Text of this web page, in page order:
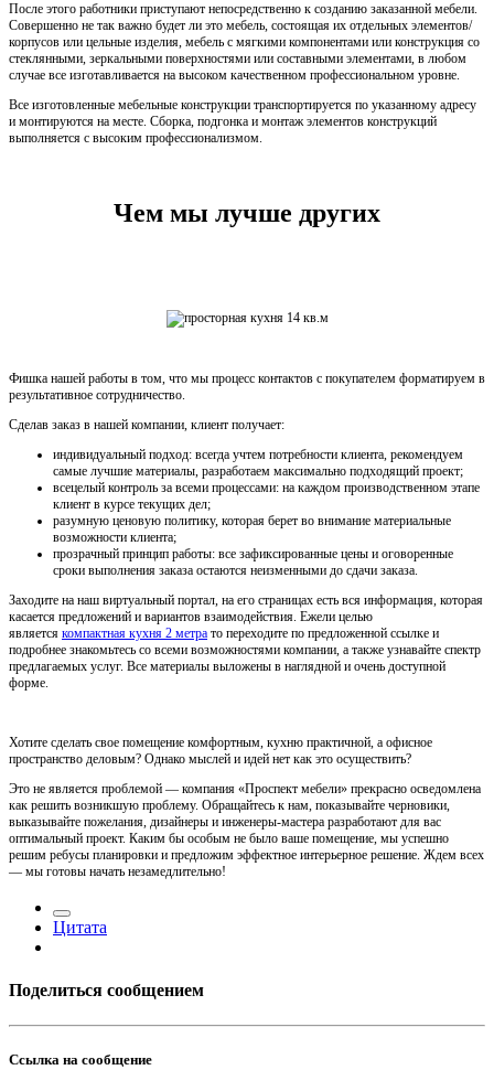
После этого работники приступают непосредственно к созданию заказанной мебели.
Совершенно не так важно будет ли это мебель, состоящая их отдельных элементов/
корпусов или цельные изделия, мебель с мягкими компонентами или конструкция со
стеклянными, зеркальными поверхностями или составными элементами, в любом
случае все изготавливается на высоком качественном профессиональном уровне.
Все изготовленные мебельные конструкции транспортируется по указанному адресу
и монтируются на месте. Сборка, подгонка и монтаж элементов конструкций
выполняется с высоким профессионализмом.
Чем мы лучше других
Фишка нашей работы в том, что мы процесс контактов с покупателем форматируем в
результативное сотрудничество.
Сделав заказ в нашей компании, клиент получает:
индивидуальный подход: всегда учтем потребности клиента, рекомендуем
самые лучшие материалы, разработаем максимально подходящий проект;
всецелый контроль за всеми процессами: на каждом производственном этапе
клиент в курсе текущих дел;
разумную ценовую политику, которая берет во внимание материальные
возможности клиента;
прозрачный принцип работы: все зафиксированные цены и оговоренные
сроки выполнения заказа остаются неизменными до сдачи заказа.
Заходите на наш виртуальный портал, на его страницах есть вся информация, которая
касается предложений и вариантов взаимодействия. Ежели целью
является компактная кухня 2 метра то переходите по предложенной ссылке и
подробнее знакомьтесь со всеми возможностями компании, а также узнавайте спектр
предлагаемых услуг. Все материалы выложены в наглядной и очень доступной
форме.
Хотите сделать свое помещение комфортным, кухню практичной, а офисное
пространство деловым? Однако мыслей и идей нет как это осуществить?
Это не является проблемой — компания «Проспект мебели» прекрасно осведомлена
как решить возникшую проблему. Обращайтесь к нам, показывайте черновики,
выказывайте пожелания, дизайнеры и инженеры-мастера разработают для вас
оптимальный проект. Каким бы особым не было ваше помещение, мы успешно
решим ребусы планировки и предложим эффектное интерьерное решение. Ждем всех
— мы готовы начать незамедлительно!
Цитата
Поделиться сообщением
Ссылка на сообщение